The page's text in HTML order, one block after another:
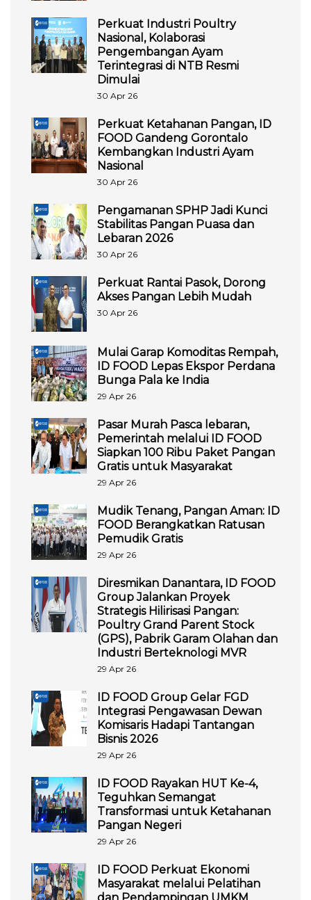
Perkuat Industri Poultry
Nasional, Kolaborasi
Pengembangan Ayam
Terintegrasi di NTB Resmi
Dimulai
30 Apr 26
Perkuat Ketahanan Pangan, ID
FOOD Gandeng Gorontalo
Kembangkan Industri Ayam
Nasional
30 Apr 26
Pengamanan SPHP Jadi Kunci
Stabilitas Pangan Puasa dan
Lebaran 2026
30 Apr 26
Perkuat Rantai Pasok, Dorong
Akses Pangan Lebih Mudah
30 Apr 26
Mulai Garap Komoditas Rempah,
ID FOOD Lepas Ekspor Perdana
Bunga Pala ke India
29 Apr 26
Pasar Murah Pasca lebaran,
Pemerintah melalui ID FOOD
Siapkan 100 Ribu Paket Pangan
Gratis untuk Masyarakat
29 Apr 26
Mudik Tenang, Pangan Aman: ID
FOOD Berangkatkan Ratusan
Pemudik Gratis
29 Apr 26
Diresmikan Danantara, ID FOOD
Group Jalankan Proyek
Strategis Hilirisasi Pangan:
Poultry Grand Parent Stock
(GPS), Pabrik Garam Olahan dan
Industri Berteknologi MVR
29 Apr 26
ID FOOD Group Gelar FGD
Integrasi Pengawasan Dewan
Komisaris Hadapi Tantangan
Bisnis 2026
29 Apr 26
ID FOOD Rayakan HUT Ke-4,
Teguhkan Semangat
Transformasi untuk Ketahanan
Pangan Negeri
29 Apr 26
ID FOOD Perkuat Ekonomi
Masyarakat melalui Pelatihan
dan Pendampingan UMKM